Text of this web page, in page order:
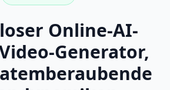
Online-AI-
Generator,